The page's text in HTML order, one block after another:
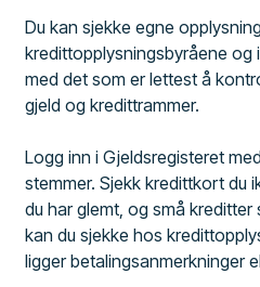
Du kan sjekke egne
kredittopplysningsbyråene og
med det som er lettest å
gjeld og kredittrammer.
Logg inn i Gjeldsregisteret
stemmer. Sjekk kredittkort du
du har glemt, og små
kan du sjekke hos
ligger betalingsanmerkninger